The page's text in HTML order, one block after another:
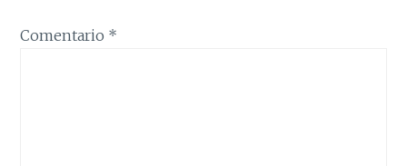
Comentario *